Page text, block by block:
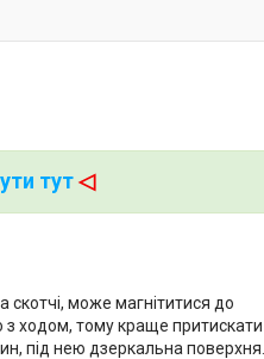
тут◁
скотчі, може магнітитися до
з ходом, тому краще
під нею дзеркальна